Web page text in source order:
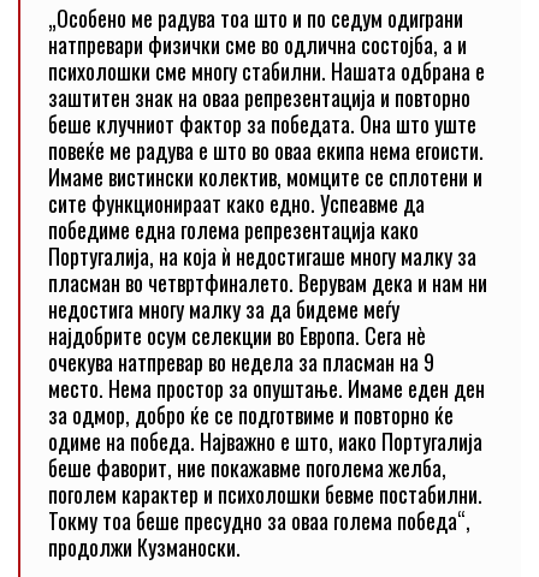
„Особено ме радува тоа што и по седум одиграни
натпревари физички сме во одлична состојба, а и
психолошки сме многу стабилни. Нашата одбрана е
заштитен знак на оваа репрезентација и повторно
беше клучниот фактор за победата. Она што уште
повеќе ме радува е што во оваа екипа нема егоисти.
Имаме вистински колектив, момците се сплотени и
сите функционираат како едно. Успеавме да
победиме една голема репрезентација како
Португалија, на која ѝ недостигаше многу малку за
пласман во четвртфиналето. Верувам дека и нам ни
недостига многу малку за да бидеме меѓу
најдобрите осум селекции во Европа. Сега нè
очекува натпревар во недела за пласман на 9
место. Нема простор за опуштање. Имаме еден ден
за одмор, добро ќе се подготвиме и повторно ќе
одиме на победа. Најважно е што, иако Португалија
беше фаворит, ние покажавме поголема желба,
поголем карактер и психолошки бевме постабилни.
Токму тоа беше пресудно за оваа голема победа“,
продолжи Кузманоски.